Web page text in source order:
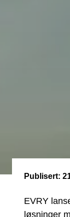
Publisert:
EVRY
løsninger